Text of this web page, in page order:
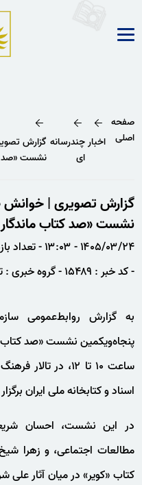
صفحه
اصلی
اخبارچندرسانه
ای
گزارش
نشست «صد
گزارش تصویری | خوانش
نشست «صد کتاب
۱۴۰۵/۰۳/۲۴ - ۱۳:۰۳ - تعداد
- کد خبر : ۱۵۴۸۹
- گروه خبری :
به گزارش روابط‌عمومی
ساعت ۱۰ تا ۱۲، در
اسناد و کتابخانه ملی ایران
در این نشست، احسان
مطالعات اجتماعی، و زهرا
کتاب «کویر» در میان آثار علی